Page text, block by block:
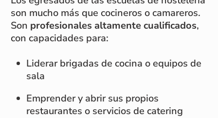
son mucho más que cocineros o camareros.
Son profesionales altamente cualificados,
con capacidades para:
Liderar brigadas de cocina o equipos de
sala
Emprender y abrir sus propios
restaurantes o servicios de catering